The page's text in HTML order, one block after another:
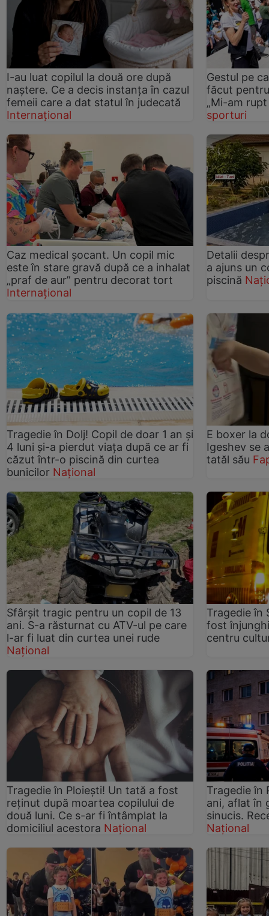
I-au luat copilul la două ore după
naștere. Ce a decis instanța în cazul
femeii care a dat statul în judecată
Internațional
Gestul pe
făcut
„Mi-am
sporturi
Caz medical șocant. Un copil mic
este în stare gravă după ce a inhalat
„praf de aur” pentru decorat tort
Internațional
Detalii
a ajuns un
piscină
Tragedie în Dolj! Copil de doar 1 an și
4 luni și-a pierdut viața după ce ar fi
căzut într-o piscină din curtea
bunicilor Național
E boxer la
Igeshev se
tatăl său
Sfârșit tragic pentru un copil de 13
ani. S-a răsturnat cu ATV-ul pe care
l-ar fi luat din curtea unei rude
Național
Tragedie în
fost
centru
Tragedie în Ploiești! Un tată a fost
reținut după moartea copilului de
două luni. Ce s-ar fi întâmplat la
domiciliul acestora Național
Tragedie în
ani, aflat în
sinucis.
Național